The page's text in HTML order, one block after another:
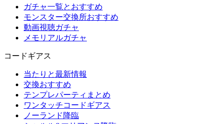
ガチャ一覧とおすすめ
モンスター交換所おすすめ
動画視聴ガチャ
メモリアルガチャ
コードギアス
当たりと最新情報
交換おすすめ
テンプレパーティまとめ
ワンタッチコードギアス
ノーランド降臨